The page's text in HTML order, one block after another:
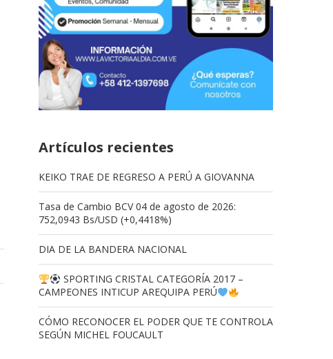
Artículos recientes
KEIKO TRAE DE REGRESO A PERÚ A GIOVANNA
Tasa de Cambio BCV 04 de agosto de 2026:
752,0943 Bs/USD (+0,4418%)
DIA DE LA BANDERA NACIONAL
SPORTING CRISTAL CATEGORÍA 2017 –
CAMPEONES INTICUP AREQUIPA PERÚ
CÓMO RECONOCER EL PODER QUE TE CONTROLA
SEGÚN MICHEL FOUCAULT